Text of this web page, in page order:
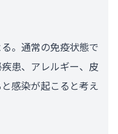
。通常の免疫状態で
患、アレルギー、皮
感染が起こると考え